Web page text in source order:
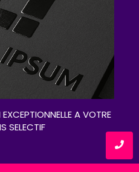
A VOTRE
SELECTIF